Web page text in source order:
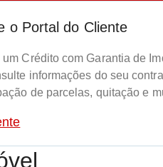
o Portal do Cliente
Crédito com Garantia de
informações do seu
de parcelas, quitação e